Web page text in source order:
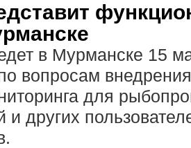
в Мурманске 15
вопросам
для
и других